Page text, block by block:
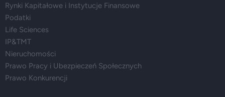
Rynki Kapitałowe i Instytucje Finansowe
Podatki
Life Sciences
IP&TMT
Nieruchomości
Prawo Pracy i Ubezpieczeń Społecznych
Prawo Konkurencji